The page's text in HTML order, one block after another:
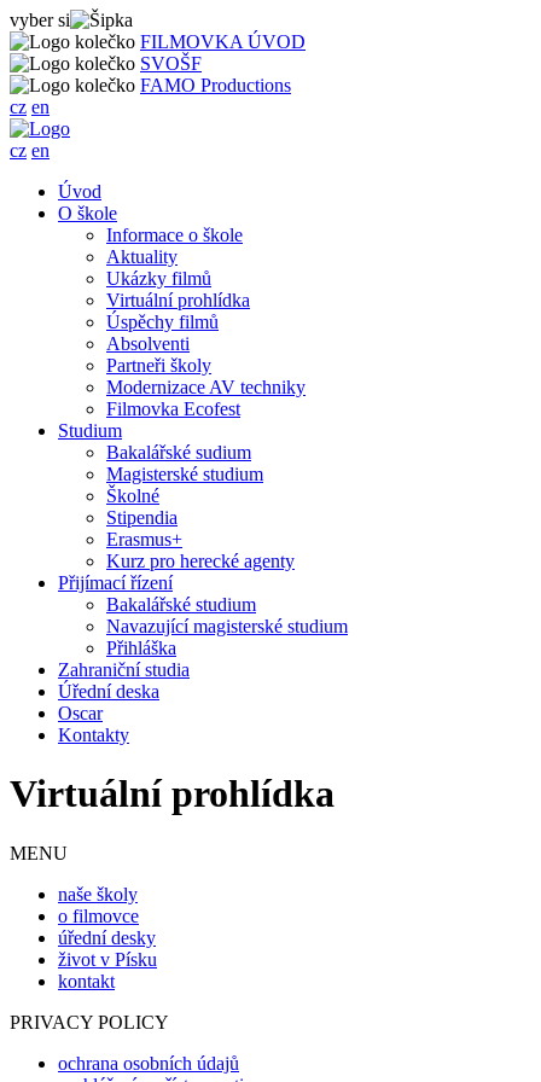
vyber si
FILMOVKA ÚVOD
SVOŠF
FAMO Productions
cz en
cz en
Úvod
O škole
Informace o škole
Aktuality
Ukázky filmů
Virtuální prohlídka
Úspěchy filmů
Absolventi
Partneři školy
Modernizace AV techniky
Filmovka Ecofest
Studium
Bakalářské sudium
Magisterské studium
Školné
Stipendia
Erasmus+
Kurz pro herecké agenty
Přijímací řízení
Bakalářské studium
Navazující magisterské studium
Přihláška
Zahraniční studia
Úřední deska
Oscar
Kontakty
Virtuální prohlídka
MENU
naše školy
o filmovce
úřední desky
život v Písku
kontakt
PRIVACY POLICY
ochrana osobních údajů